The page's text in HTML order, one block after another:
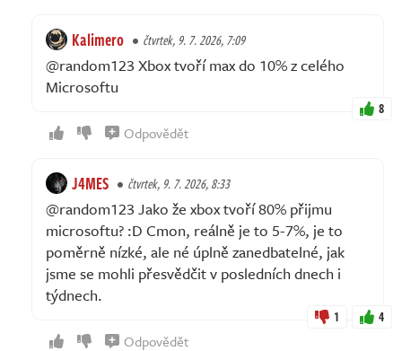
Kalimero čtvrtek, 9. 7. 2026, 7:09
@random123 Xbox tvoří max do 10% z celého
Microsoftu
8
Odpovědět
J4MES čtvrtek, 9. 7. 2026, 8:33
@random123 Jako že xbox tvoří 80% přijmu
microsoftu? :D Cmon, reálně je to 5-7%, je to
poměrně nízké, ale né úplně zanedbatelné, jak
jsme se mohli přesvědčit v posledních dnech i
týdnech.
1 4
Odpovědět